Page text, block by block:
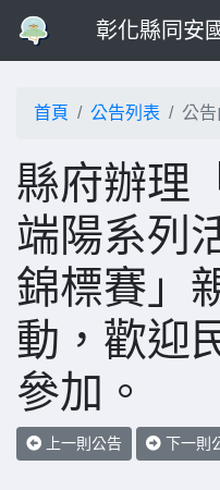
彰化縣同安
首頁 公告列表 公
縣府辦理
端陽系列
錦標賽」
動，歡迎
參加。
上一則公告 下一則